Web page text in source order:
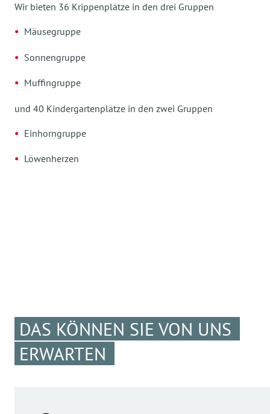
Wir bieten 36 Krippenplätze in den drei Gruppen
Mäusegruppe
Sonnengruppe
Muffingruppe
und 40 Kindergartenplätze in den zwei Gruppen
Einhorngruppe
Löwenherzen
DAS KÖNNEN SIE VON UNS
ERWARTEN